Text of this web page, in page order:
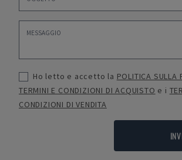
Ho letto e accetto la POLITICA SULLA
TERMINI E CONDIZIONI DI ACQUISTO e i
CONDIZIONI DI VENDITA